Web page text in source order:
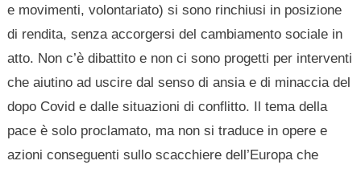
e movimenti, volontariato) si sono rinchiusi in posizione
di rendita, senza accorgersi del cambiamento sociale in
atto. Non c’è dibattito e non ci sono progetti per interventi
che aiutino ad uscire dal senso di ansia e di minaccia del
dopo Covid e dalle situazioni di conflitto. Il tema della
pace è solo proclamato, ma non si traduce in opere e
azioni conseguenti sullo scacchiere dell’Europa che